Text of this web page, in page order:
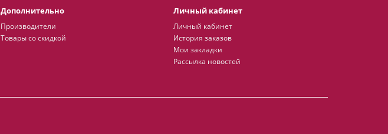
Дополнительно
Производители
Товары со скидкой
Личный кабинет
Личный кабинет
История заказов
Мои закладки
Рассылка новостей